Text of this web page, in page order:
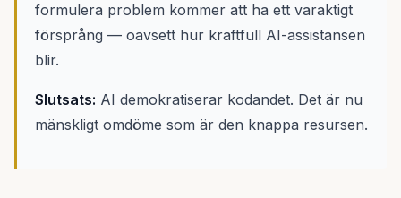
formulera problem kommer att ha ett varaktigt
försprång — oavsett hur kraftfull AI-assistansen
blir.
Slutsats: AI demokratiserar kodandet. Det är nu
mänskligt omdöme som är den knappa resursen.